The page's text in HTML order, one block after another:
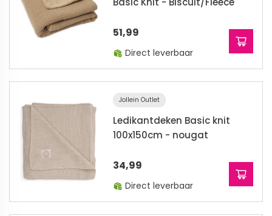
51,99
Direct leverbaar
Jollein Outlet
Ledikantdeken Basic knit
100x150cm - nougat
34,99
Direct leverbaar